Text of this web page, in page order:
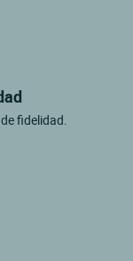
fidelidad.